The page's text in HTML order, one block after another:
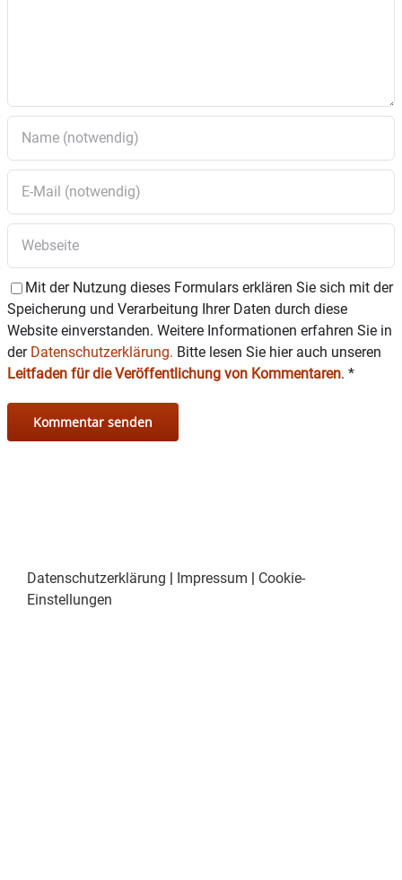
Mit der Nutzung dieses Formulars erklären Sie sich mit der
Speicherung und Verarbeitung Ihrer Daten durch diese
Website einverstanden. Weitere Informationen erfahren Sie in
der Datenschutzerklärung. Bitte lesen Sie hier auch unseren
Leitfaden für die Veröffentlichung von Kommentaren. *
Datenschutzerklärung | Impressum | Cookie-
Einstellungen